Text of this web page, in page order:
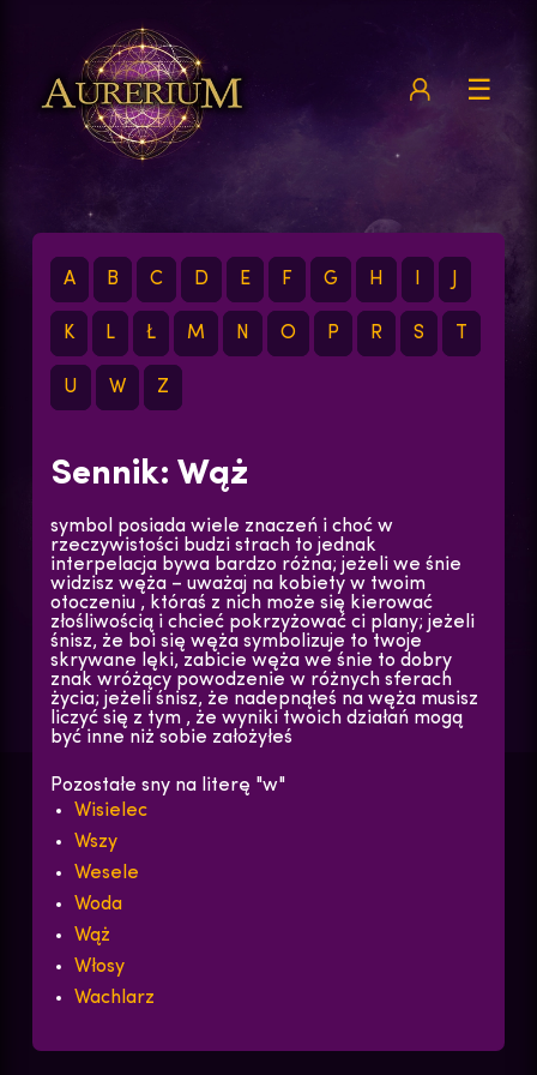
☰
A B C D E F G H
K L Ł M N O P R S
U W Z
Sennik: Wąż
symbol posiada wiele znaczeń i choć w
rzeczywistości budzi strach to jednak
interpelacja bywa bardzo różna; jeżeli we śnie
widzisz węża – uważaj na kobiety w twoim
otoczeniu , któraś z nich może się kierować
złośliwością i chcieć pokrzyżować ci plany; jeżeli
śnisz, że boi się węża symbolizuje to twoje
skrywane lęki, zabicie węża we śnie to dobry
znak wróżący powodzenie w różnych sferach
życia; jeżeli śnisz, że nadepnąłeś na węża musisz
liczyć się z tym , że wyniki twoich działań mogą
być inne niż sobie założyłeś
Pozostałe sny na literę "w"
Wisielec
Wszy
Wesele
Woda
Wąż
Włosy
Wachlarz